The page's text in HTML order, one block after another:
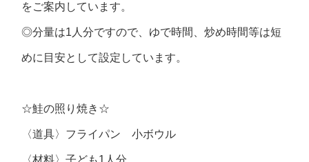
をご案内しています。
◎分量は1人分ですので、ゆで時間、炒め時間等は短
めに目安として設定しています。
☆鮭の照り焼き☆
〈道具〉フライパン 小ボウル
〈材料〉子ども1人分